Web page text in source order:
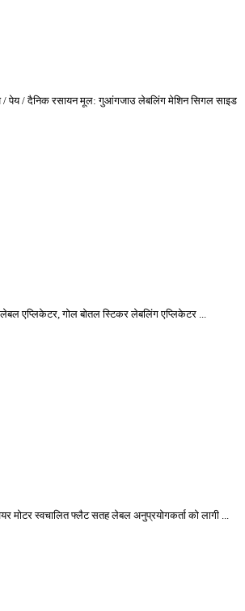
/ पेय / दैनिक रसायन मूल: गुआंगजाउ लेबलिंग मेशिन सिगल साइड
एप्लिकेटर, गोल बोतल स्टिकर लेबलिंग एप्लिकेटर ...
मोटर स्वचालित फ्लैट सतह लेबल अनुप्रयोगकर्ता को लागी ...